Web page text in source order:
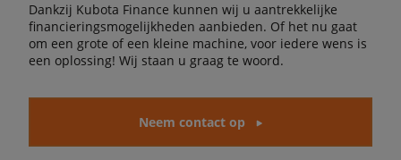
Dankzij Kubota Finance kunnen wij u aantrekkelijke
financieringsmogelijkheden aanbieden. Of het nu gaat
om een grote of een kleine machine, voor iedere wens is
een oplossing! Wij staan u graag te woord.
Neem contact op